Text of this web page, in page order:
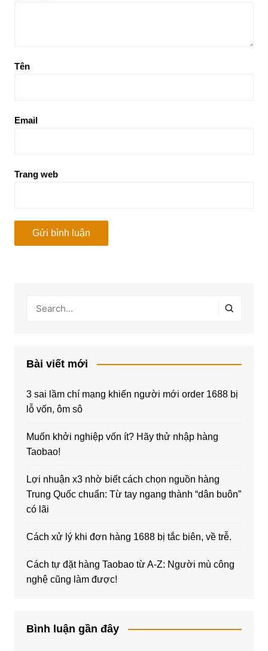
Tên
Email
Trang web
Bài viết mới
3 sai lầm chí mạng khiến người mới order 1688 bị
lỗ vốn, ôm sô
Muốn khởi nghiệp vốn ít? Hãy thử nhập hàng
Taobao!
Lợi nhuận x3 nhờ biết cách chọn nguồn hàng
Trung Quốc chuẩn: Từ tay ngang thành “dân buôn”
có lãi
Cách xử lý khi đơn hàng 1688 bị tắc biên, về trễ.
Cách tự đặt hàng Taobao từ A-Z: Người mù công
nghệ cũng làm được!
Bình luận gần đây